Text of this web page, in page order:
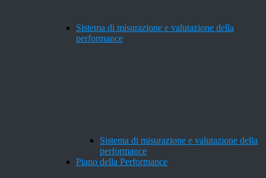
Sistema di misurazione e valutazione della
performance
Sistema di misurazione e valutazione della
performance
Piano della Performance